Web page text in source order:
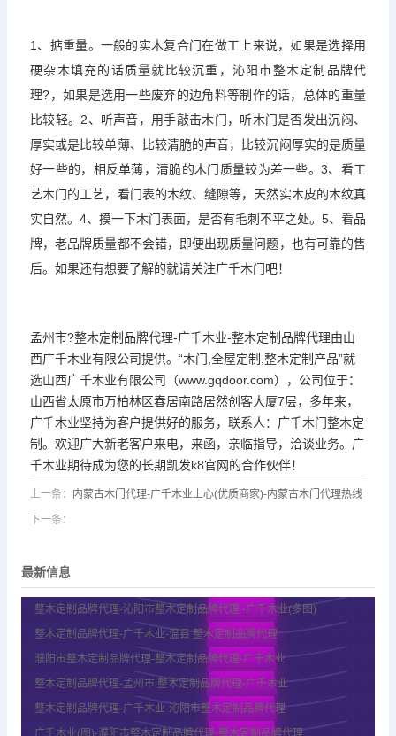
1、掂重量。一般的实木复合门在做工上来说，如果是选择用
硬杂木填充的话质量就比较沉重，沁阳市整木定制品牌代
理?，如果是选用一些废弃的边角料等制作的话，总体的重量
比较轻。2、听声音，用手敲击木门，听木门是否发出沉闷、
厚实或是比较单薄、比较清脆的声音，比较沉闷厚实的是质量
好一些的，相反单薄，清脆的木门质量较为差一些。3、看工
艺木门的工艺，看门表的木纹、缝隙等，天然实木皮的木纹真
实自然。4、摸一下木门表面，是否有毛刺不平之处。5、看品
牌，老品牌质量都不会错，即便出现质量问题，也有可靠的售
后。如果还有想要了解的就请关注广千木门吧！
孟州市?整木定制品牌代理-广千木业-整木定制品牌代理由山
西广千木业有限公司提供。“木门,全屋定制,整木定制产品”就
选山西广千木业有限公司（www.gqdoor.com），公司位于：
山西省太原市万柏林区春居南路居然创客大厦7层，多年来，
广千木业坚持为客户提供好的服务，联系人：广千木门整木定
制。欢迎广大新老客户来电，来函，亲临指导，洽谈业务。广
千木业期待成为您的长期凯发k8官网的合作伙伴！
上一条： 内蒙古木门代理-广千木业上心(优质商家)-内蒙古木门代理热线
下一条：
最新信息
整木定制品牌代理-沁阳市整木定制品牌代理 -广千木业(多图)
整木定制品牌代理-广千木业-温县 整木定制品牌代理
濮阳市整木定制品牌代理-整木定制品牌代理-广千木业
整木定制品牌代理-孟州市 整木定制品牌代理-广千木业
整木定制品牌代理-广千木业-沁阳市整木定制品牌代理
广千木业(图)-濮阳市整木定制品牌代理-整木定制品牌代理